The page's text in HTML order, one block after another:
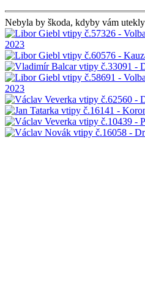
Nebyla by škoda, kdyby vám